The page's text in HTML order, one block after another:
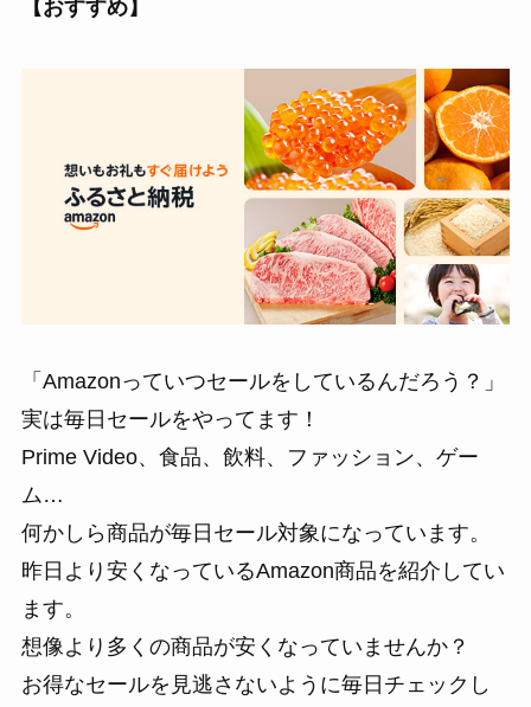
【おすすめ】
「Amazonっていつセールをしているんだろう？」
実は毎日セールをやってます！
Prime Video、食品、飲料、ファッション、ゲー
ム…
何かしら商品が毎日セール対象になっています。
昨日より安くなっているAmazon商品を紹介してい
ます。
想像より多くの商品が安くなっていませんか？
お得なセールを見逃さないように毎日チェックし